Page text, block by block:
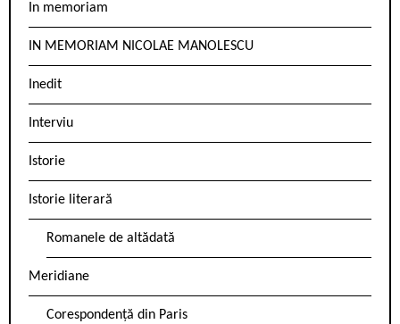
In memoriam
IN MEMORIAM NICOLAE MANOLESCU
Inedit
Interviu
Istorie
Istorie literară
Romanele de altădată
Meridiane
Corespondență din Paris